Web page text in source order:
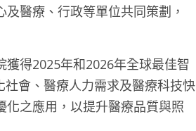
醫療、行政等單位共同策劃，
得2025年和2026年全球最佳智
會、醫療人力需求及醫療科技快
之應用，以提升醫療品質與照